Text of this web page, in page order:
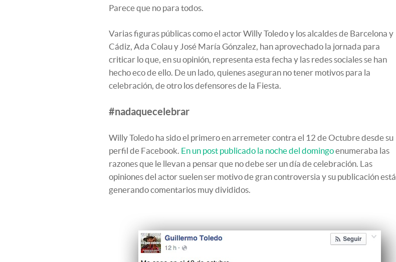
Parece que no para todos.
Varias figuras públicas como el actor Willy Toledo y los alcaldes de Barcelona y
Cádiz, Ada Colau y José María Gónzalez, han aprovechado la jornada para
criticar lo que, en su opinión, representa esta fecha y las redes sociales se han
hecho eco de ello. De un lado, quienes aseguran no tener motivos para la
celebración, de otro los defensores de la Fiesta.
#nadaquecelebrar
Willy Toledo ha sido el primero en arremeter contra el 12 de Octubre desde su
perfil de Facebook. En un post publicado la noche del domingoenumeraba las
razones que le llevan a pensar que no debe ser un día de celebración. Las
opiniones del actor suelen ser motivo de gran controversia y su publicación está
generando comentarios muy divididos.